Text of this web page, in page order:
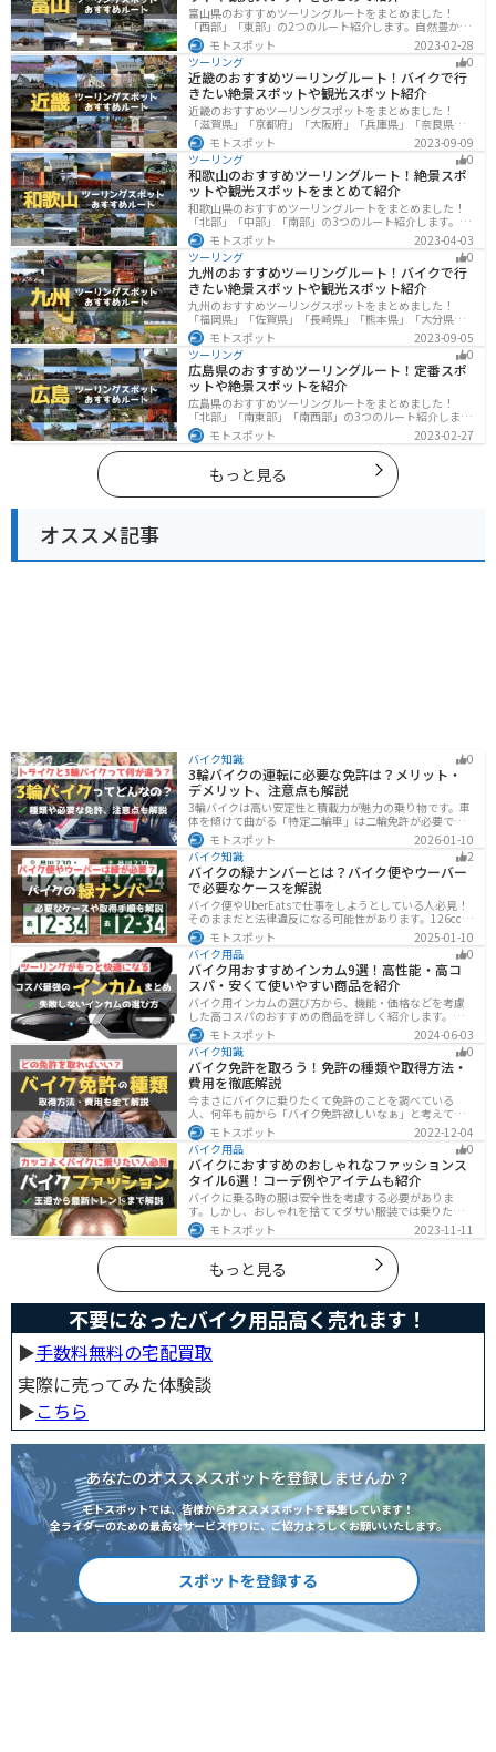
富山県のおすすめツーリングルートをまとめました！
「西部」「東部」の2つのルート紹介します。自然豊かな
山と海、温泉が充実しており、美術館などもあるので、
自然を満喫するツーリングができます。バイクで富山県
にツーリングに行く際は参考にしてください。
モトスポット
2023-02-28
ツーリング
0
近畿のおすすめツーリングルート！バイクで行
きたい絶景スポットや観光スポット紹介
近畿のおすすめツーリングスポットをまとめました！
「滋賀県」「京都府」「大阪府」「兵庫県」「奈良県」
「和歌山」の各県の観光地紹介します。自然豊かな山々
や湖、温泉地が点在し、四季折々の景色を楽しめるスポ
ットが多数あります。バイクで近畿にツーリングに行く
際は参考にしてください。
モトスポット
2023-09-09
ツーリング
0
和歌山のおすすめツーリングルート！絶景スポ
ットや観光スポットをまとめて紹介
和歌山県のおすすめツーリングルートをまとめました！
「北部」「中部」「南部」の3つのルート紹介します。海
と山に囲まれた自然豊かなエリアが広がり、様々な楽し
み方ができます。バイクで和歌山県にツーリングに行く
際は参考にしてください。
モトスポット
2023-04-03
ツーリング
0
九州のおすすめツーリングルート！バイクで行
きたい絶景スポットや観光スポット紹介
九州のおすすめツーリングスポットをまとめました！
「福岡県」「佐賀県」「長崎県」「熊本県」「大分県」
「宮崎都」「鹿児島県」の各県の観光地紹介します。自
然豊かな山々や湖、温泉地が点在し、四季折々の景色を
楽しめるスポットが多数あります。バイクで九州にツー
リングに行く際は参考にしてください。
モトスポット
2023-09-05
ツーリング
0
広島県のおすすめツーリングルート！定番スポ
ットや絶景スポットを紹介
広島県のおすすめツーリングルートをまとめました！
「北部」「南東部」「南西部」の3つのルート紹介しま
す。自然豊かな山と海だけでなく、歴史的価値のある建
造物も多数あるので、飽きることなくツーリングを堪能
できます。バイクで広島県にツーリングに行く際は参考
にしてください。
モトスポット 2023-02-27
もっと見る
オススメ記事
バイク知識 0
3輪バイクの運転に必要な免許は？メリット・
デメリット、注意点も解説
3輪バイクは高い安定性と積載力が魅力の乗り物です。車
体を傾けて曲がる「特定二輪車」は二輪免許が必要です
が、自立する「トライク」は普通自動車免許で運転で
き、ヘルメット着用も任意です。維持費はバイク並みです
が、運転特性や駐車ルールは車種により異なるため、事
前の確認が大切です。
モトスポット
2026-01-10
バイク知識
2
バイクの緑ナンバーとは？バイク便やウーバー
で必要なケースを解説
バイク便やUberEatsで仕事をしようとしている人必見！
そのままだと法律違反になる可能性があります。126cc以
上のバイクで運送事業を行う場合、緑ナンバー（事業
用）が必要になります。本記事では緑ナンバーの必要な
ケースや取得方法を解説します。
モトスポット
2025-01-10
バイク用品
0
バイク用おすすめインカム9選！高性能・高コ
スパ・安くて使いやすい商品を紹介
バイク用インカムの選び方から、機能・価格などを考慮
した高コスパのおすすめの商品を詳しく紹介します。初
心者からベテランライダーまで、マスツーやソロツーに
適した最適なインカムを見つけるための参考にしてくだ
さい。
モトスポット
2024-06-03
バイク知識
0
バイク免許を取ろう！免許の種類や取得方法・
費用を徹底解説
今まさにバイクに乗りたくて免許のことを調べている
人、何年も前から「バイク免許欲しいなぁ」と考えてい
るうちに時間ばかりが経っている人。そんな人々に役立
つ情報を分かりやすくまとめました。バイク免許の種類
や、免許を取るための方法や必要な費用・日数などにつ
いて解説します。
モトスポット
2022-12-04
バイク用品
0
バイクにおすすめのおしゃれなファッションス
タイル6選！コーデ例やアイテムも紹介
バイクに乗る時の服は安全性を考慮する必要がありま
す。しかし、おしゃれを捨ててダサい服装では乗りたく
ないですよね？せっかくならカッコよく風を切って街を
歩きたいもの。この記事では、そんな願いを叶えるた
め、王道から流行ファッションまでバイクに乗るときの
ファッションを解説します。
モトスポット 2023-11-11
もっと見る
不要になったバイク用品高く売れます！
▶︎手数料無料の宅配買取
実際に売ってみた体験談
▶︎こちら
あなたのオススメスポットを登録しませんか？
モトスポットでは、皆様からオススメスポットを募集しています！
全ライダーのための最高なサービス作りに、ご協力よろしくお願いいたします。
スポットを登録する